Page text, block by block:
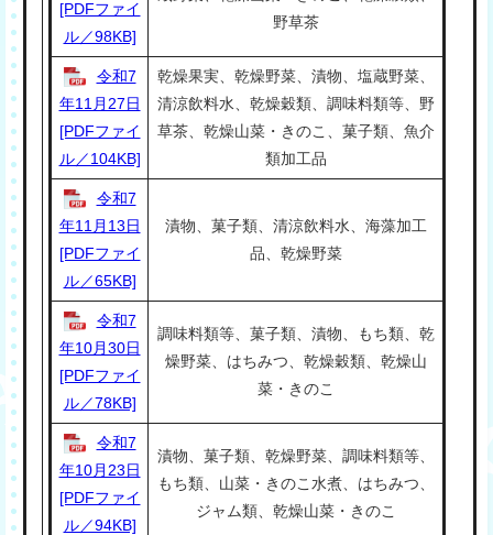
[PDFファイ
ル／98KB]
野草茶
令和7
年11月27日
[PDFファイ
ル／104KB]
乾燥果実、乾燥野菜、漬物、塩蔵野菜、
清涼飲料水、乾燥穀類、調味料類等、野
草茶、乾燥山菜・きのこ、菓子類、魚介
類加工品
令和7
年11月13日
[PDFファイ
ル／65KB]
漬物、菓子類、清涼飲料水、海藻加工
品、乾燥野菜
令和7
年10月30日
[PDFファイ
ル／78KB]
調味料類等、菓子類、漬物、もち類、乾
燥野菜、はちみつ、乾燥穀類、乾燥山
菜・きのこ
令和7
年10月23日
[PDFファイ
ル／94KB]
漬物、菓子類、乾燥野菜、調味料類等、
もち類、山菜・きのこ水煮、はちみつ、
ジャム類、乾燥山菜・きのこ